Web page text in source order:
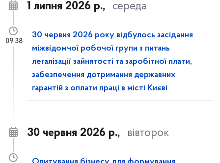
1 липня 2026 р., середа
30 червня 2026 року відбулось засідання
міжвідомчої робочої групи з питань
легалізації зайнятості та заробітної плати,
забезпечення дотримання державних
гарантій з оплати праці в місті Києві
09:38
30 червня 2026 р., вівторок